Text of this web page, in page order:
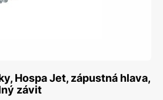
Hospa Jet, zápustná hlava,
závit